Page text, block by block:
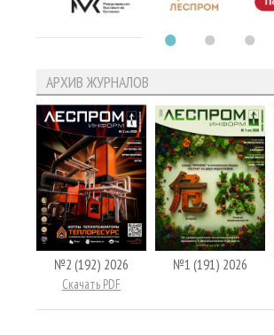
АРХИВ ЖУРНАЛОВ
№2 (192) 2026
Скачать PDF
№1 (191) 2026